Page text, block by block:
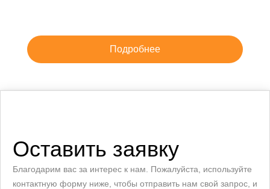
Подробнее
Оставить заявку
Благодарим вас за интерес к нам. Пожалуйста, используйте
контактную форму ниже, чтобы отправить нам свой запрос, и